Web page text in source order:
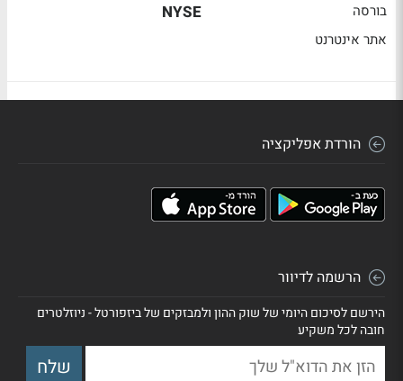
בורסה NYSE
אתר אינטרנט
הורדת אפליקציה
הרשמה לדיוור
הירשם לסיכום היומי של שוק ההון ולמבזקים של ביזפורטל - ניוזלטרים
חובה לכל משקיע